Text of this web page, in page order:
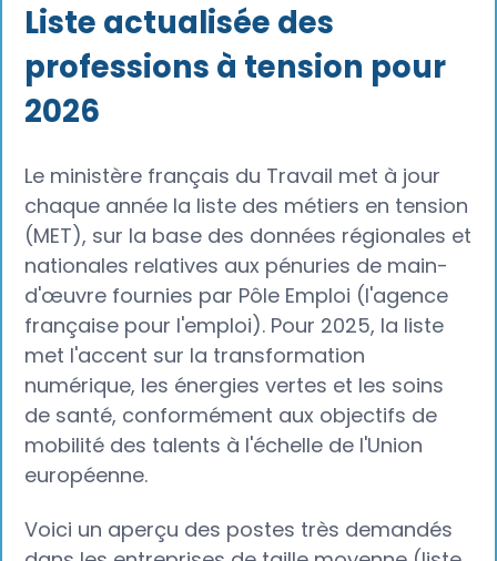
Liste actualisée des
professions à tension pour
2026
Le ministère français du Travail met à jour
chaque année la liste des métiers en tension
(MET), sur la base des données régionales et
nationales relatives aux pénuries de main-
d'œuvre fournies par Pôle Emploi (l'agence
française pour l'emploi). Pour 2025, la liste
met l'accent sur la transformation
numérique, les énergies vertes et les soins
de santé, conformément aux objectifs de
mobilité des talents à l'échelle de l'Union
européenne.
Voici un aperçu des postes très demandés